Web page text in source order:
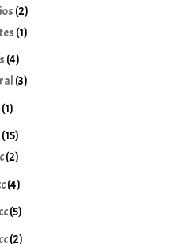
22
productos
11
44
productos
33
11
producto
1515
productos
22
productos
44
productos
55
productos
22